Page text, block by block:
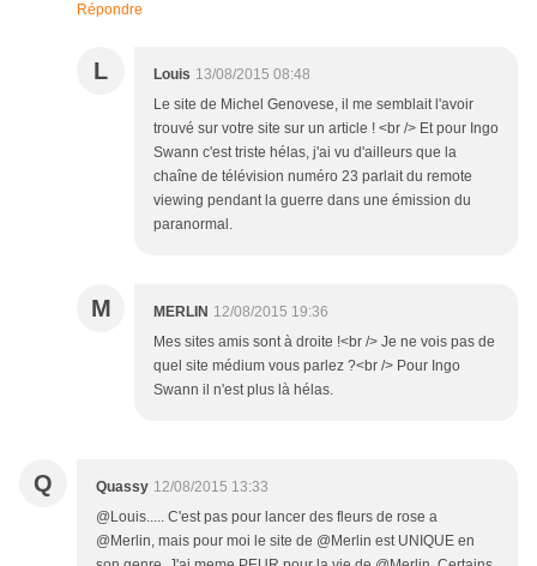
Répondre
L Louis 13/08/2015 08:48
Le site de Michel Genovese, il me semblait l'avoir
trouvé sur votre site sur un article ! <br /> Et pour Ingo
Swann c'est triste hélas, j'ai vu d'ailleurs que la
chaîne de télévision numéro 23 parlait du remote
viewing pendant la guerre dans une émission du
paranormal.
M MERLIN 12/08/2015 19:36
Mes sites amis sont à droite !<br /> Je ne vois pas de
quel site médium vous parlez ?<br /> Pour Ingo
Swann il n'est plus là hélas.
Q Quassy 12/08/2015 13:33
@Louis..... C'est pas pour lancer des fleurs de rose a
@Merlin, mais pour moi le site de @Merlin est UNIQUE en